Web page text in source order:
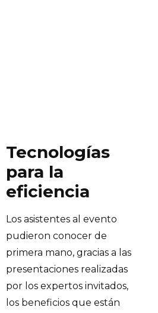
Tecnologías
para la
eficiencia
Los asistentes al evento
pudieron conocer de
primera mano, gracias a las
presentaciones realizadas
por los expertos invitados,
los beneficios que están